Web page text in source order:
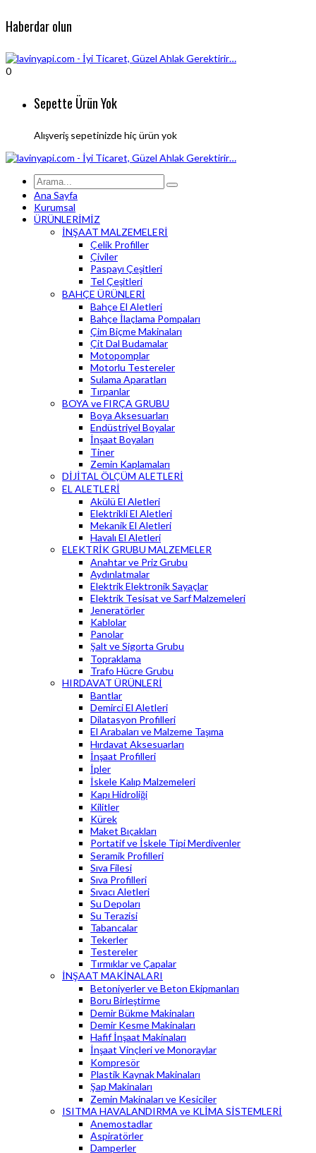
Haberdar olun
0
Sepette Ürün Yok
Alışveriş sepetinizde hiç ürün yok
Ana Sayfa
Kurumsal
ÜRÜNLERİMİZ
İNŞAAT MALZEMELERİ
Çelik Profiller
Çiviler
Paspayı Çeşitleri
Tel Çeşitleri
BAHÇE ÜRÜNLERİ
Bahçe El Aletleri
Bahçe İlaçlama Pompaları
Çim Biçme Makinaları
Çit Dal Budamalar
Motopomplar
Motorlu Testereler
Sulama Aparatları
Tırpanlar
BOYA ve FIRÇA GRUBU
Boya Aksesuarları
Endüstriyel Boyalar
İnşaat Boyaları
Tiner
Zemin Kaplamaları
DİJİTAL ÖLÇÜM ALETLERİ
EL ALETLERİ
Akülü El Aletleri
Elektrikli El Aletleri
Mekanik El Aletleri
Havalı El Aletleri
ELEKTRİK GRUBU MALZEMELER
Anahtar ve Priz Grubu
Aydınlatmalar
Elektrik Elektronik Sayaçlar
Elektrik Tesisat ve Sarf Malzemeleri
Jeneratörler
Kablolar
Panolar
Şalt ve Sigorta Grubu
Topraklama
Trafo Hücre Grubu
HIRDAVAT ÜRÜNLERİ
Bantlar
Demirci El Aletleri
Dilatasyon Profilleri
El Arabaları ve Malzeme Taşıma
Hırdavat Aksesuarları
İnşaat Profilleri
İpler
İskele Kalıp Malzemeleri
Kapı Hidroliği
Kilitler
Kürek
Maket Bıçakları
Portatif ve İskele Tipi Merdivenler
Seramik Profilleri
Sıva Filesi
Sıva Profilleri
Sıvacı Aletleri
Su Depoları
Su Terazisi
Tabancalar
Tekerler
Testereler
Tırmıklar ve Çapalar
İNŞAAT MAKİNALARI
Betoniyerler ve Beton Ekipmanları
Boru Birleştirme
Demir Bükme Makinaları
Demir Kesme Makinaları
Hafif İnşaat Makinaları
İnşaat Vinçleri ve Monoraylar
Kompresör
Plastik Kaynak Makinaları
Şap Makinaları
Zemin Makinaları ve Kesiciler
ISITMA HAVALANDIRMA ve KLİMA SİSTEMLERİ
Anemostadlar
Aspiratörler
Damperler